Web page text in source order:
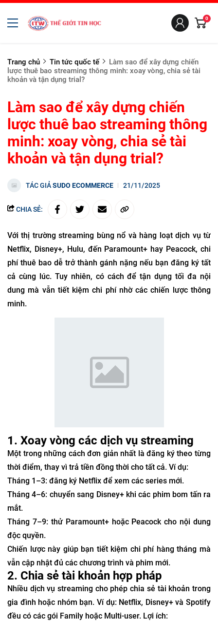
0
Trang chủ Tin tức quốc tế
Làm sao để xây dựng chiến
lược thuê bao streaming thông minh: xoay vòng, chia sẻ tài
khoản và tận dụng trial?
Làm sao để xây dựng chiến
lược thuê bao streaming thông
minh: xoay vòng, chia sẻ tài
khoản và tận dụng trial?
TÁC GIẢSUDO ECOMMERCE 21/11/2025
CHIA SẺ:
Với thị trường streaming bùng nổ và hàng loạt dịch vụ từ
Netflix, Disney+, Hulu, đến Paramount+ hay Peacock, chi
phí thuê bao dễ trở thành gánh nặng nếu bạn đăng ký tất
cả cùng lúc. Tuy nhiên, có cách để tận dụng tối đa nội
dung mà vẫn tiết kiệm chi phí nhờ các chiến lược thông
minh.
1. Xoay vòng các dịch vụ streaming
Một trong những cách đơn giản nhất là đăng ký theo từng
thời điểm, thay vì trả tiền đồng thời cho tất cả. Ví dụ:
Tháng 1–3: đăng ký Netflix để xem các series mới.
Tháng 4–6: chuyển sang Disney+ khi các phim bom tấn ra
mắt.
Tháng 7–9: thử Paramount+ hoặc Peacock cho nội dung
độc quyền.
Chiến lược này giúp bạn tiết kiệm chi phí hàng tháng mà
vẫn cập nhật đủ các chương trình và phim mới.
2. Chia sẻ tài khoản hợp pháp
Nhiều dịch vụ streaming cho phép chia sẻ tài khoản trong
gia đình hoặc nhóm bạn. Ví dụ: Netflix, Disney+ và Spotify
đều có các gói Family hoặc Multi-user. Lợi ích: